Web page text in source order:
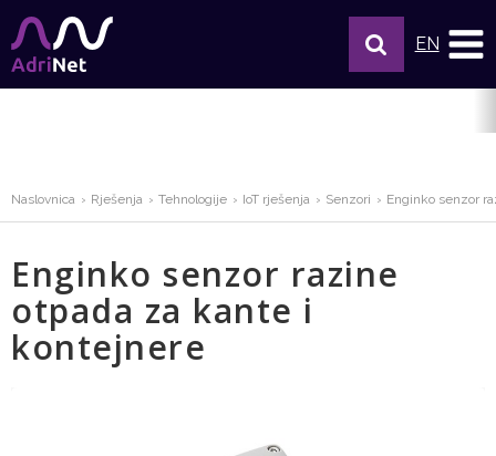
EN
Naslovnica Rješenja Tehnologije IoT rješenja Senzori Enginko senzor
Enginko senzor razine
otpada za kante i
kontejnere